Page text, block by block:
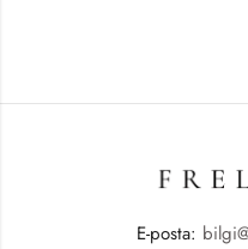
E-posta: